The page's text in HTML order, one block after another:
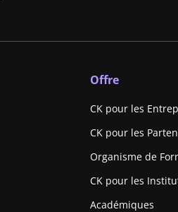
Offre
CK pour les
CK pour les
Organisme de
CK pour les
Académiques